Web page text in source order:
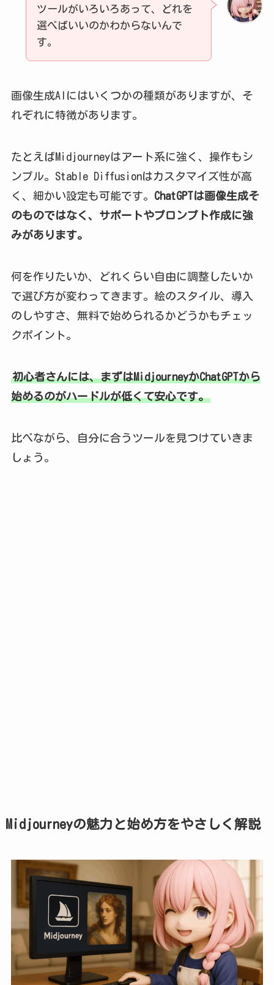
ツールがいろいろあって、どれを
選べばいいのかわからないんで
す。
画像生成AIにはいくつかの種類がありますが、そ
れぞれに特徴があります。
たとえばMidjourneyはアート系に強く、操作もシ
ンプル。Stable Diffusionはカスタマイズ性が高
く、細かい設定も可能です。 ChatGPTは画像生成そ
のものではなく、サポートやプロンプト作成に強
みがあります。
何を作りたいか、どれくらい自由に調整したいか
で選び方が変わってきます。絵のスタイル、導入
のしやすさ、無料で始められるかどうかもチェッ
クポイント。
初心者さんには、まずはMidjourneyかChatGPTから
始めるのがハードルが低くて安心です。
比べながら、自分に合うツールを見つけていきま
しょう。
Midjourneyの魅力と始め方をやさしく解説